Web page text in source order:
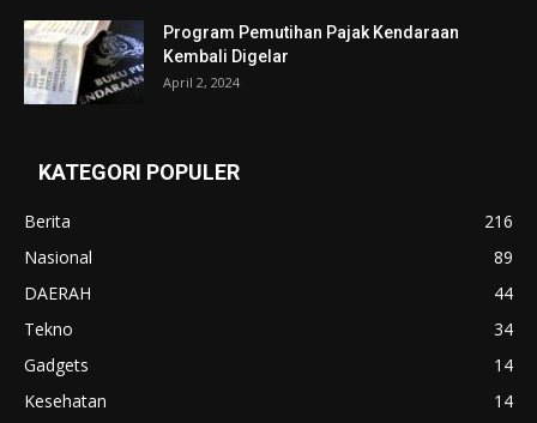
Program Pemutihan Pajak Kendaraan
Kembali Digelar
April 2, 2024
KATEGORI POPULER
Berita
216
Nasional
89
DAERAH
44
Tekno
34
Gadgets
14
Kesehatan
14